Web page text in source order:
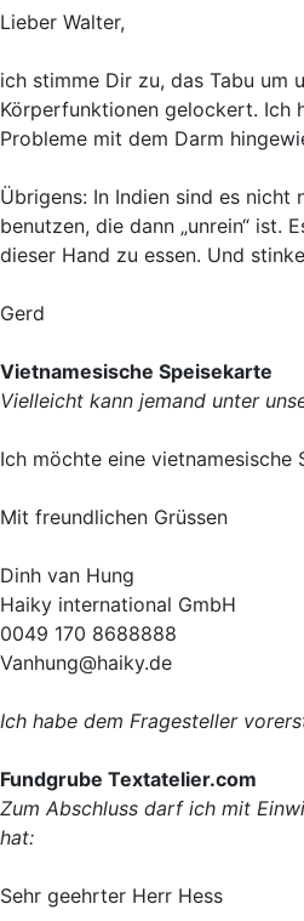
Lieber Walter,
ich stimme Dir zu, das Tabu um
Körperfunktionen gelockert. Ich
Probleme mit dem Darm
Übrigens: In Indien sind es
benutzen, die dann „unrein“
dieser Hand zu essen. Und
Gerd
Vietnamesische Speisekarte
Vielleicht kann jemand unter
Ich möchte eine vietnamesische
Mit freundlichen Grüssen
Dinh van Hung
Haiky international GmbH
0049 170 8688888
Vanhung@haiky.de
Ich habe dem Fragesteller
Fundgrube Textatelier.com
Zum Abschluss darf ich mit
hat:
Sehr geehrter Herr Hess